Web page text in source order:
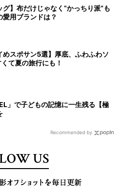
グ】布だけじゃなく“かっちり派”も
愛用ブランドは？
めスポサン5選】厚底、ふわふわソ
て夏の旅行にも！
」で子どもの記憶に一生残る【極
Recommended by
US